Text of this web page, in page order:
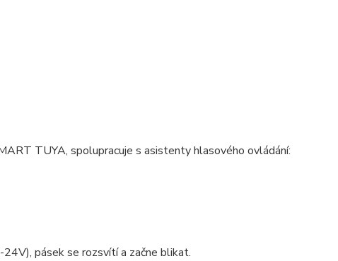
TUYA, spolupracuje s asistenty hlasového ovládání:
pásek se rozsvítí a začne blikat.